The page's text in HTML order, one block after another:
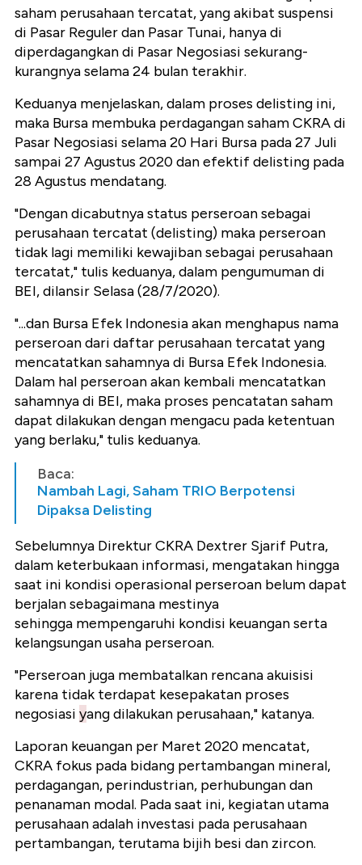
saham perusahaan tercatat, yang akibat suspensi
di Pasar Reguler dan Pasar Tunai, hanya di
diperdagangkan di Pasar Negosiasi sekurang-
kurangnya selama 24 bulan terakhir.
Keduanya menjelaskan, dalam proses delisting ini,
maka Bursa membuka perdagangan saham CKRA di
Pasar Negosiasi selama 20 Hari Bursa pada 27 Juli
sampai 27 Agustus 2020 dan efektif delisting pada
28 Agustus mendatang.
"Dengan dicabutnya status perseroan sebagai
perusahaan tercatat (delisting) maka perseroan
tidak lagi memiliki kewajiban sebagai perusahaan
tercatat," tulis keduanya, dalam pengumuman di
BEI, dilansir Selasa (28/7/2020).
"...dan Bursa Efek Indonesia akan menghapus nama
perseroan dari daftar perusahaan tercatat yang
mencatatkan sahamnya di Bursa Efek Indonesia.
Dalam hal perseroan akan kembali mencatatkan
sahamnya di BEI, maka proses pencatatan saham
dapat dilakukan dengan mengacu pada ketentuan
yang berlaku," tulis keduanya.
Baca:
Nambah Lagi, Saham TRIO Berpotensi
Dipaksa Delisting
Sebelumnya Direktur CKRA Dextrer Sjarif Putra,
dalam keterbukaan informasi, mengatakan hingga
saat ini kondisi operasional perseroan belum dapat
berjalan sebagaimana mestinya
sehingga mempengaruhi kondisi keuangan serta
kelangsungan usaha perseroan.
"Perseroan juga membatalkan rencana akuisisi
karena tidak terdapat kesepakatan proses
negosiasi yang dilakukan perusahaan," katanya.
Laporan keuangan per Maret 2020 mencatat,
CKRA fokus pada bidang pertambangan mineral,
perdagangan, perindustrian, perhubungan dan
penanaman modal. Pada saat ini, kegiatan utama
perusahaan adalah investasi pada perusahaan
pertambangan, terutama bijih besi dan zircon.